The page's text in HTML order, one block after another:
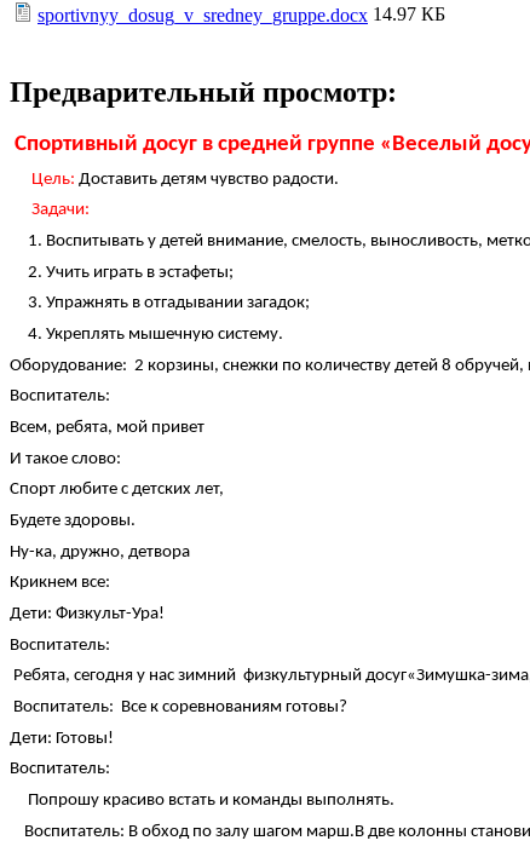
sportivnyy_dosug_v_sredney_gruppe.docx 14.97 КБ
Предварительный просмотр:
Спортивный досуг в средней группе «Веселый
Цель: Доставить детям чувство радости.
Задачи:
1. Воспитывать у детей внимание, смелость, выносливость,
2. Учить играть в эстафеты;
3. Упражнять в отгадывании загадок;
4. Укреплять мышечную систему.
Оборудование: 2 корзины, снежки по количеству детей 8
Воспитатель:
Всем, ребята, мой привет
И такое слово:
Спорт любите с детских лет,
Будете здоровы.
Ну-ка, дружно, детвора
Крикнем все:
Дети: Физкульт-Ура!
Воспитатель:
Ребята, сегодня у нас зимний физкультурный досуг«Зимушка-
Воспитатель: Все к соревнованиям готовы?
Дети: Готовы!
Воспитатель:
Попрошу красиво встать и команды выполнять.
Воспитатель: В обход по залу шагом марш.В две колонны